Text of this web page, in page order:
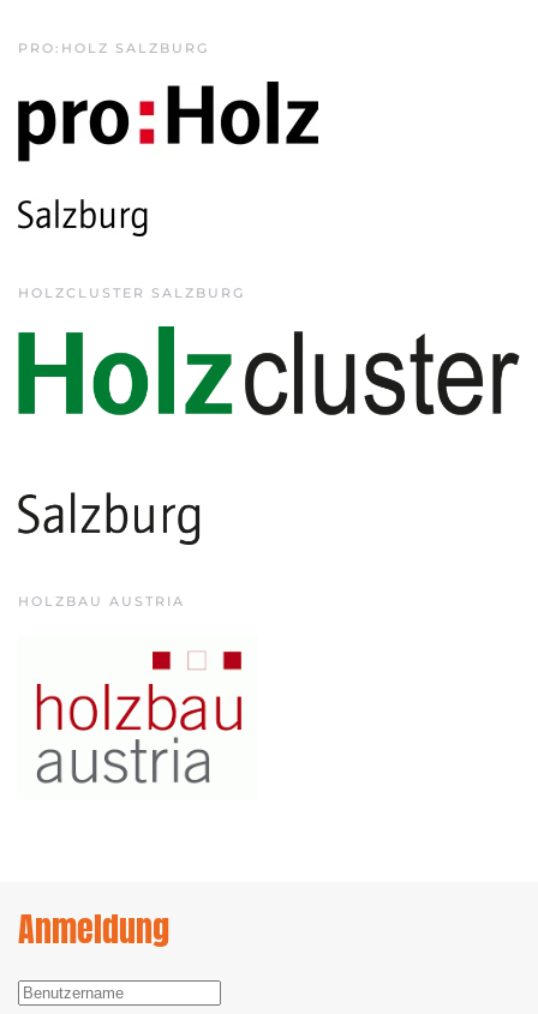
PRO:HOLZ SALZBURG
HOLZCLUSTER SALZBURG
HOLZBAU AUSTRIA
Anmeldung